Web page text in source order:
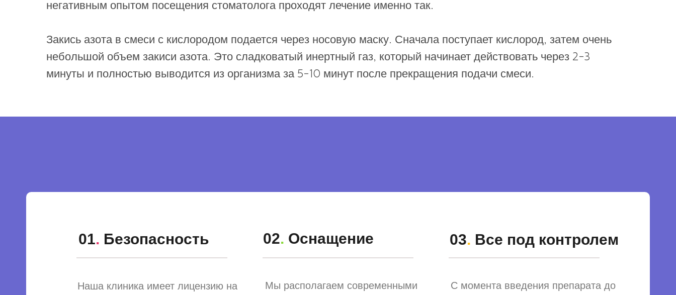
негативным опытом посещения стоматолога проходят лечение именно так.
Закись азота в смеси с кислородом подается через носовую маску. Сначала поступает кислород, затем очень
небольшой объем закиси азота. Это сладковатый инертный газ, который начинает действовать через 2-3
минуты и полностью выводится из организма за 5-10 минут после прекращения подачи смеси.
Наша клиника имеет лицензию на
Мы располагаем современными
С момента введения препарата до
01. Безопасность 02. Оснащение 03. Все под контролем